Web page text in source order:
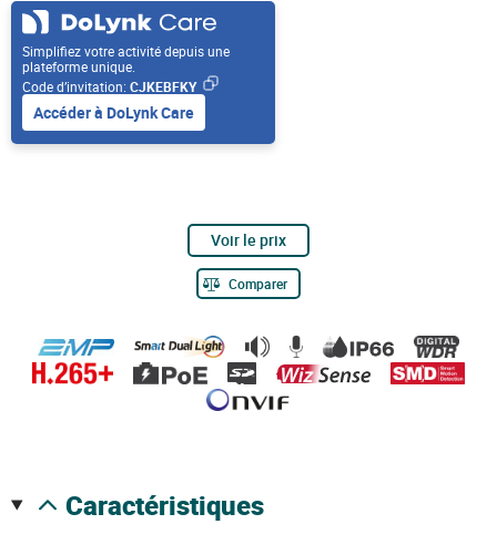
Simplifiez votre activité depuis une
plateforme unique.
Code d’invitation: CJKEBFKY
Accéder à DoLynk Care
Voir le prix
Comparer
caractéristiques